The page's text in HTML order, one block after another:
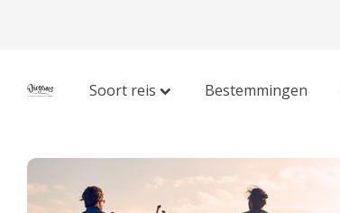
Soort reis Bestemmingen